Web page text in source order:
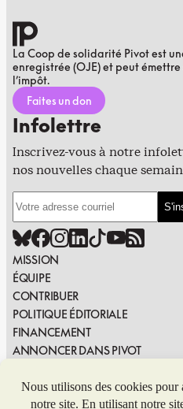
La Coop de solidarité Pivot est
enregistrée (OJE) et peut
l’impôt.
Faites un don
Infolettre
Inscrivez-vous à notre
nos nouvelles chaque
MISSION
ÉQUIPE
CONTRIBUER
POLITIQUE ÉDITORIALE
FINANCEMENT
ANNONCER DANS PIVOT
SIGNALER UNE ERREUR
NOUS JOINDRE